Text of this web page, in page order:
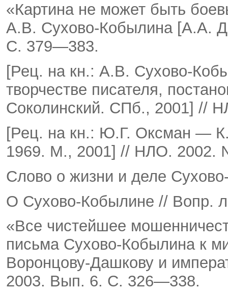
«Картина не может быть
А.В. Сухово-Кобылина [А.А.
С. 379—383.
[Рец. на кн.: А.В. Сухово-
творчестве писа­теля,
Соколинский. СПб., 2001] //
[Рец. на кн.: Ю.Г. Оксман —
1969. М., 2001] // НЛО.
Слово о жизни и деле
О Сухово-Кобылине // Вопр.
«Все чистейшее
письма Сухово-Кобылина к
Воронцову-Дашкову и
2003. Вып. 6. С. 326—338.